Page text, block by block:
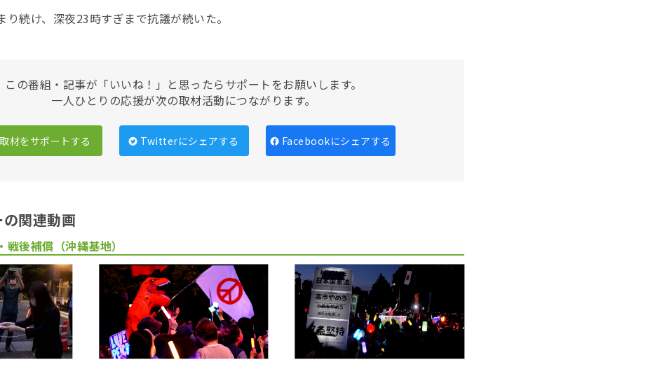
り続け、深夜23時すぎまで抗議が続いた。
この番組・記事が「いいね！」と思ったらサポートをお願いします。
一人ひとりの応援が次の取材活動につながります。
取材をサポートする Twitterにシェアする Facebookにシェアする
関連動画
後補償（沖縄基地）